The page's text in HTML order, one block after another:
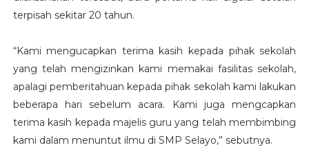
terpisah sekitar 20 tahun.
“Kami mengucapkan terima kasih kepada pihak sekolah
yang telah mengizinkan kami memakai fasilitas sekolah,
apalagi pemberitahuan kepada pihak sekolah kami lakukan
beberapa hari sebelum acara. Kami juga mengcapkan
terima kasih kepada majelis guru yang telah membimbing
kami dalam menuntut ilmu di SMP Selayo,” sebutnya.